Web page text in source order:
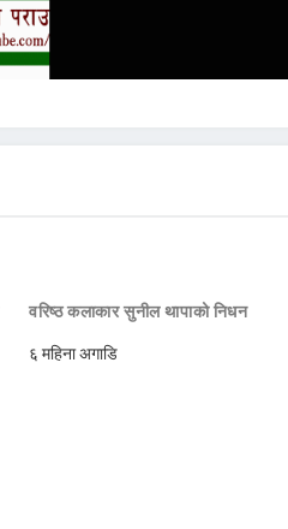
वरिष्ठ कलाकार सुनील थापाको निधन
६ महिना अगाडि